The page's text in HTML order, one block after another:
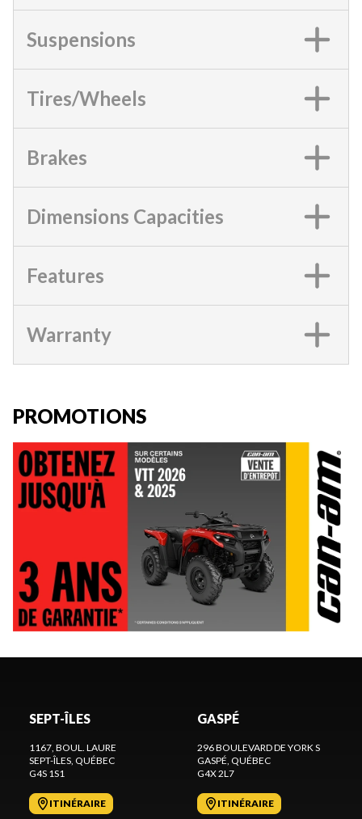
Suspensions
Tires/Wheels
Brakes
Dimensions Capacities
Features
Warranty
PROMOTIONS
SEPT-ÎLES
1167, BOUL. LAURE
SEPT-ÎLES , QUÉBEC
G4S 1S1
ITINÉRAIRE
GASPÉ
296 BOULEVARD DE YORK S
GASPÉ , QUÉBEC
G4X 2L7
ITINÉRAIRE